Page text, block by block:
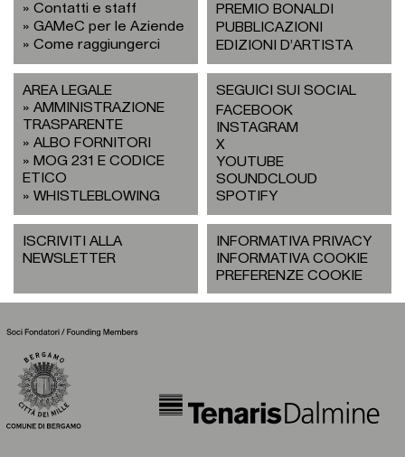
Contatti e staff
GAMeC per le Aziende
Come raggiungerci
PREMIO BONALDI
PUBBLICAZIONI
EDIZIONI D’ARTISTA
AREA LEGALE
AMMINISTRAZIONE
TRASPARENTE
ALBO FORNITORI
MOG 231 E CODICE
ETICO
WHISTLEBLOWING
SEGUICI SUI SOCIAL
FACEBOOK
INSTAGRAM
X
YOUTUBE
SOUNDCLOUD
SPOTIFY
ISCRIVITI ALLA
NEWSLETTER
INFORMATIVA PRIVACY
INFORMATIVA COOKIE
PREFERENZE COOKIE